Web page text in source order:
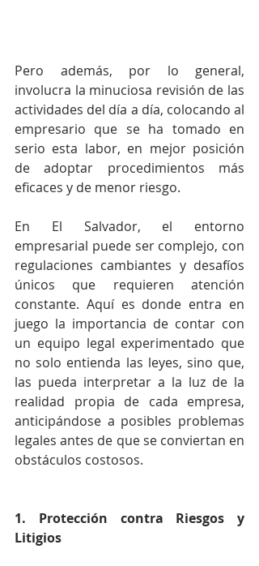
Pero además, por lo general,
involucra la minuciosa revisión de las
actividades del día a día, colocando al
empresario que se ha tomado en
serio esta labor, en mejor posición
de adoptar procedimientos más
eficaces y de menor riesgo.
En El Salvador, el entorno
empresarial puede ser complejo, con
regulaciones cambiantes y desafíos
únicos que requieren atención
constante. Aquí es donde entra en
juego la importancia de contar con
un equipo legal experimentado que
no solo entienda las leyes, sino que,
las pueda interpretar a la luz de la
realidad propia de cada empresa,
anticipándose a posibles problemas
legales antes de que se conviertan en
obstáculos costosos.
1. Protección contra Riesgos y
Litigios